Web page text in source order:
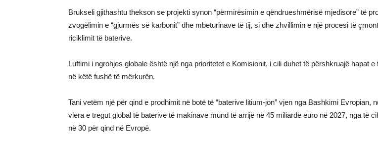
Brukseli gjithashtu thekson se projekti synon “përmirësimin e qëndrueshmërisë mjedisore” të
zvogëlimin e “gjurmës së karbonit” dhe mbeturinave të tij, si dhe zhvillimin e një procesi të
riciklimit të baterive.
Luftimi i ngrohjes globale është një nga prioritetet e Komisionit, i cili duhet të përshkruajë hapat e
në këtë fushë të mërkurën.
Tani vetëm një për qind e prodhimit në botë të “baterive litium-jon” vjen nga Bashkimi Evropian,
vlera e tregut global të baterive të makinave mund të arrijë në 45 miliardë euro në 2027, nga të
në 30 për qind në Evropë.